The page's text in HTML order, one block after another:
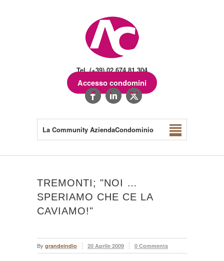
Tel. (+39) 02.674.81.304
Accesso condomini
La Community AziendaCondominio
TREMONTI; "NOI …
SPERIAMO CHE CE LA
CAVIAMO!"
By grandeindio 20 Aprile 2009 0 Comments